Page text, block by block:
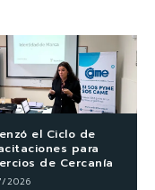
el Ciclo de
para
de Cercanía
2026